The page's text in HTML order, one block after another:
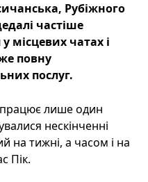
Рубіжного
частіше
місцевих чатах і
повну
послуг.
лише один
нескінченні
на тижні, а часом і на
Пік.